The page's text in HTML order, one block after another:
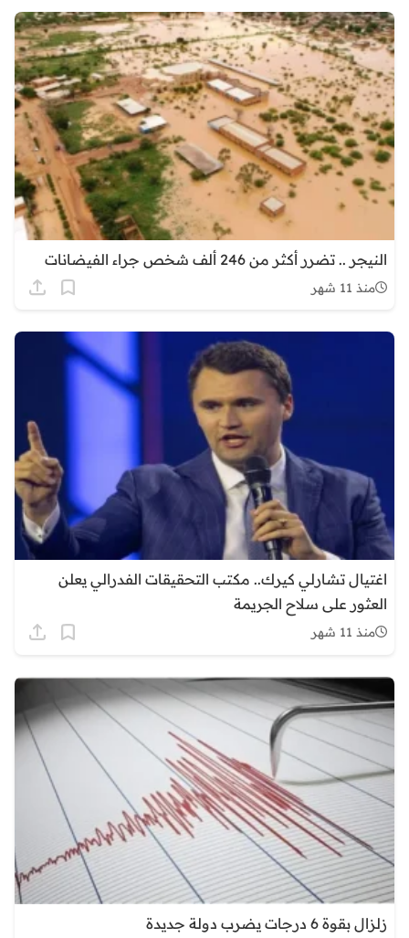
النيجر .. تضرر أكثر من 246 ألف شخص جراء الفيضانات
منذ 11 شهر
اغتيال تشارلي كيرك.. مكتب التحقيقات الفدرالي يعلن
العثور على سلاح الجريمة
منذ 11 شهر
زلزال بقوة 6 درجات يضرب دولة جديدة